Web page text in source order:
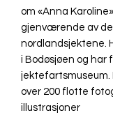
om «Anna
gjenværende av
nordlandsjektene.
i Bodøsjøen og
jektefartsmuseum.
over 200 flotte
illustrasjoner